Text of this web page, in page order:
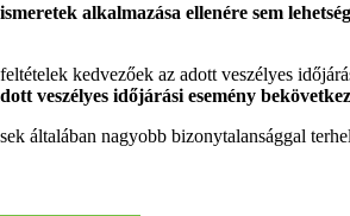
alkalmazása ellenére sem
kedvezőek az adott veszélyes
veszélyes időjárási esemény
általában nagyobb bizonytalansággal